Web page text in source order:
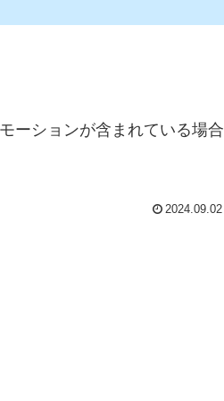
ーションが含まれている場合
2024.09.02